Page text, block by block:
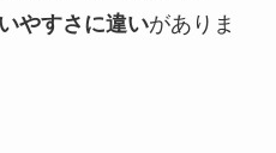
やすさに違いがありま